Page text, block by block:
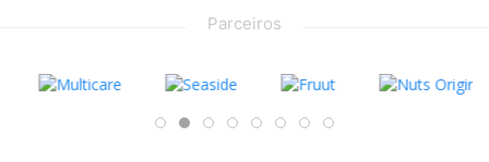
Parceiros